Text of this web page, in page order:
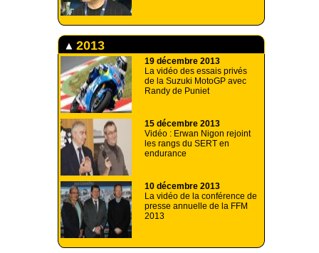
2013
19 décembre 2013
La vidéo des essais privés
de la Suzuki MotoGP avec
Randy de Puniet
15 décembre 2013
Vidéo : Erwan Nigon rejoint
les rangs du SERT en
endurance
10 décembre 2013
La vidéo de la conférence de
presse annuelle de la FFM
2013